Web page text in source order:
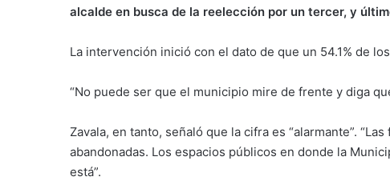
alcalde en busca de la reelección por un tercer, y
La intervención inició con el dato de que un 54.1% de
“No puede ser que el municipio mire de frente y diga
Zavala, en tanto, señaló que la cifra es “alarmante”.
abandonadas. Los espacios públicos en donde la
está”.